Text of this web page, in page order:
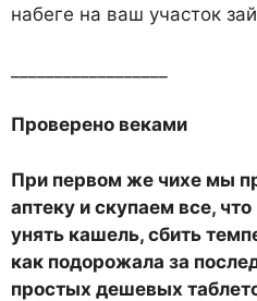
набеге на ваш участок
Проверено веками
При первом же чихе мы
аптеку и скупаем все,
унять кашель, сбить
как подорожала за
простых дешевых